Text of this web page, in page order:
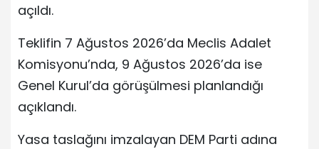
açıldı.
Teklifin 7 Ağustos 2026’da Meclis Adalet
Komisyonu’nda, 9 Ağustos 2026’da ise
Genel Kurul’da görüşülmesi planlandığı
açıklandı.
Yasa taslağını imzalayan DEM Parti adına